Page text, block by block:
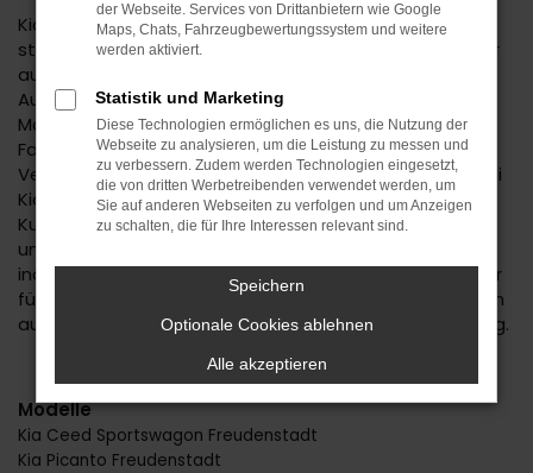
Kia ist ein bemerkenswerter Hersteller. Der Autobauer
steht einerseits für Tradition, andererseits aber immer
auch für Aufbruchstimmung und eine zeitgemäße
Ausstattung. Im Autohaus Daub finden Sie Kia für Ihre
Mobilität in Freudenstadt und Umgebung. Wir sind ein
Familienunternehmen mit tiefer regionaler
Verwurzelung. Seit 1974 bieten wir Fahrzeuge an, wobei
Kia einen der Schwerpunkte darstellt. Kundinnen und
Kunden aus Freudenstadt kennen und schätzen
unseren Service und die persönliche und durchweg
individuelle Beratung. Wir haben immer ein offenes Ohr
für Sie und Ihre Anliegen und liefern Fahrzeuge natürlich
auch nach Freudenstadt oder in die nähere Umgebung.
Modelle
Kia Ceed Sportswagon Freudenstadt
Kia Picanto Freudenstadt
der Webseite. Services von Drittanbietern wie Google
Maps, Chats, Fahrzeugbewertungssystem und weitere
werden aktiviert.
Statistik und Marketing
Diese Technologien ermöglichen es uns, die Nutzung der
Webseite zu analysieren, um die Leistung zu messen und
zu verbessern. Zudem werden Technologien eingesetzt,
die von dritten Werbetreibenden verwendet werden, um
Sie auf anderen Webseiten zu verfolgen und um Anzeigen
zu schalten, die für Ihre Interessen relevant sind.
Speichern
Optionale Cookies ablehnen
Alle akzeptieren